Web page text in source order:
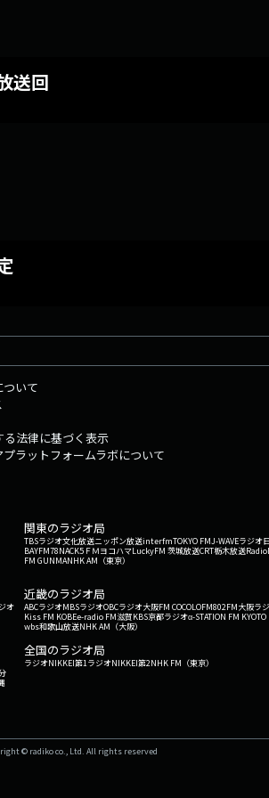
送回
いて
法律に基づく表示
ラットフォームラボについて
関東のラジオ局
TBSラジオ文化放送ニッポン放送interfmTOKYO FMJ-WAVEラジオ
BAYFM78NACK5 ＦＭヨコハマLuckyFM 茨城放送CRT栃木放送
FM GUNMANHK AM（東京）
オ
近畿のラジオ局
ABCラジオMBSラジオOBCラジオ大阪FM COCOLOFM802FM大阪ラ
Kiss FM KOBEe-radio FM滋賀KBS京都ラジオα-STATION FM KYOTO
wbs和歌山放送NHK AM（大阪）
全国のラジオ局
ラジオNIKKEI第1ラジオNIKKEI第2NHK FM（東京）
© radiko co., Ltd. All rights reserved